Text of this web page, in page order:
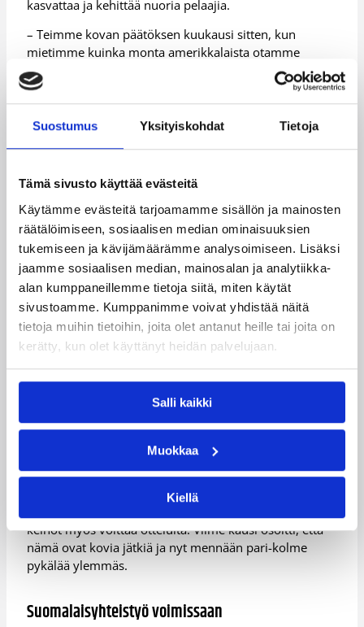
Suostumus Yksityiskohdat Tietoja
Tämä sivusto käyttää evästeitä
Käytämme evästeitä tarjoamamme sisällön ja mainosten
räätälöimiseen, sosiaalisen median ominaisuuksien
tukemiseen ja kävijämäärämme analysoimiseen. Lisäksi
jaamme sosiaalisen median, mainosalan ja analytiikka-
alan kumppaneillemme tietoja siitä, miten käytät
sivustoamme. Kumppanimme voivat yhdistää näitä
tietoja muihin tietoihin, joita olet antanut heille tai joita on
kerätty, kun olet käyttänyt heidän palvelujaan.
Salli kaikki
Muokkaa
Kiellä
kasvattaa ja kehittää nuoria pelaajia.
– Teimme kovan päätöksen kuukausi sitten, kun
mietimme kuinka monta amerikkalaista otamme
joukkueeseen. Manageri sanoi, että jos joukkueessa on
yksikin amerikkalainen, niin hän pelaa 30 minuuttia ja
ottaa joka kolmannen heiton. Mieluummin annamme
ne meidän nuorille, Jansson paljastaa.
Joukkue koostuu pääasiassa vuosituhannen molemmin
mielenkiinnolla miten nuoret pelaajat pystyvät
vastamaan ProA-sarjan asettamaan vaativaan
haasteeseen.
– Meillä on vieläkin nuorempi joukkue kuin viime
kaudella, sillä meiltä lähti muutama 1997 syntynyt
opiskelujen perässä muualle. Kaudesta tulee kiehtova,
mutta samalla vanhenen päävalmentajan paikalla taas
seitsemän vuotta. On kuitenkin hienoa, että pysymme
missiossamme ja meidän tehtävä on vaalia nuoria
kauden runkopelaajat ottavat askeleen ProA:ssa.
Janssonin joukkue pääsee lähtemään sikäli
paineettomasta lähtötilanteesta kauteen, sillä
– Lähdemme kliseisesti peli kerrallaan emmekä voi
oikein muuta. Kauden edetessä yritämme löytää aseita
keinot myös voittaa otteluita. Viime kausi osoitti, että
nämä ovat kovia jätkiä ja nyt mennään pari-kolme
pykälää ylemmäs.
Suomalaisyhteistyö voimissaan